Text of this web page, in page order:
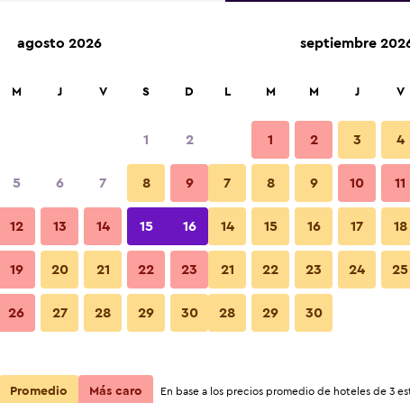
& Suites Ver precios
& Suites Ver precios
& Suites
agosto 2026
M J V S D
1 2
5 6 7 8 9
12 13 14 15 16
19 20 21 22 23
26 27 28 29 30
septiembre
L M M J V
1 2 3 4
7 8 9 10 11
14 15 16 17 18
21 22 23 24 25
28 29 30
Promedio Más caro En base a los precios promedio de hoteles de 3